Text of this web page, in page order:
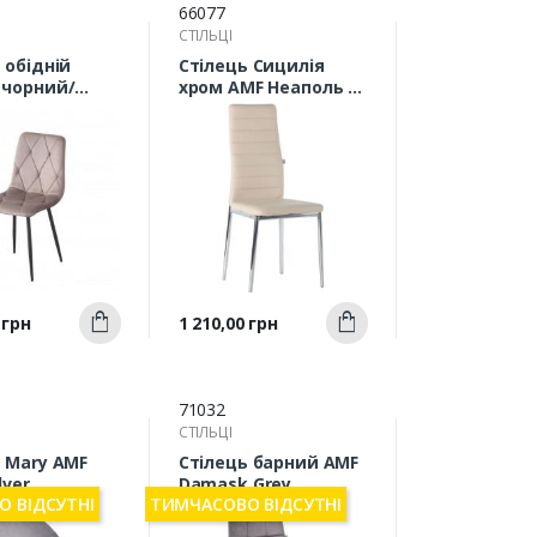
перегляд
Купити
66077
СТІЛЬЦІ
Стілець Сицилія
хром AMF Неаполь N-
17 (210349)
Швидкий
перегляд
Ціна
1 210,00 грн Купити
Mary AMF
ВІДСУТНІ
71032
СТІЛЬЦІ
Стілець барний AMF
Damask Grey
ТИМЧАСОВО ВІДСУТНІ